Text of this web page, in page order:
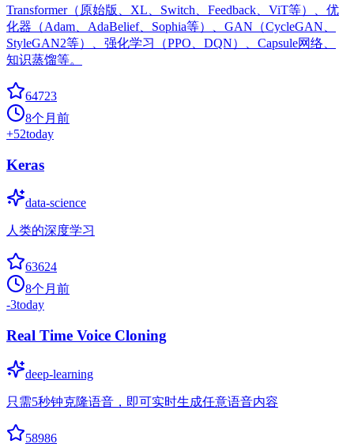
Transformer（原始版、XL、Switch、Feedback、ViT等）、优
化器（Adam、AdaBelief、Sophia等）、GAN（CycleGAN、
StyleGAN2等）、强化学习（PPO、DQN）、Capsule网络、
知识蒸馏等。
64723
8个月前
+52today
Keras
data-science
人类的深度学习
63624
8个月前
-3today
Real Time Voice Cloning
deep-learning
只需5秒钟克隆语音，即可实时生成任意语音内容
58986